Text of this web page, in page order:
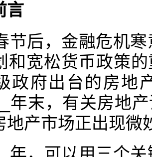
言
节后，金融危机
和宽松货币政策
政府出台的房地
年末，有关房地
地产市场正出现微